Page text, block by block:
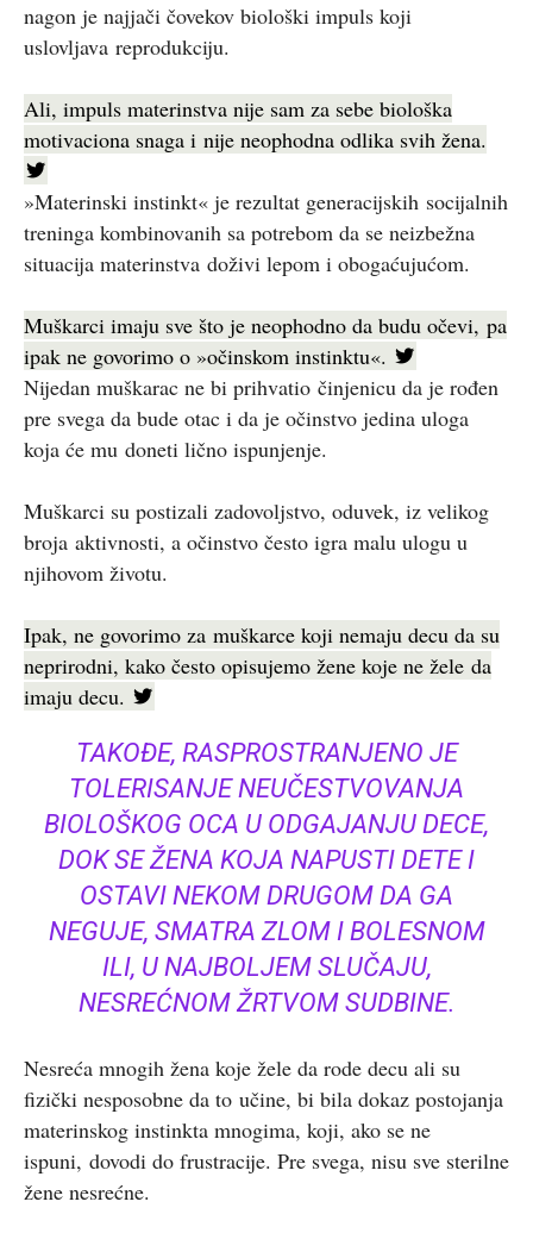
nagon je najjači čovekov biološki impuls koji
uslovljava reprodukciju.
Ali, impuls materinstva nije sam za sebe biološka
motivaciona snaga i nije neophodna odlika svih žena.
»Materinski instinkt« je rezultat generacijskih socijalnih
treninga kombinovanih sa potrebom da se neizbežna
situacija materinstva doživi lepom i obogaćujućom.
Muškarci imaju sve što je neophodno da budu očevi, pa
ipak ne govorimo o »očinskom instinktu«.
Nijedan muškarac ne bi prihvatio činjenicu da je rođen
pre svega da bude otac i da je očinstvo jedina uloga
koja će mu doneti lično ispunjenje.
Muškarci su postizali zadovoljstvo, oduvek, iz velikog
broja aktivnosti, a očinstvo često igra malu ulogu u
njihovom životu.
Ipak, ne govorimo za muškarce koji nemaju decu da su
neprirodni, kako često opisujemo žene koje ne žele da
imaju decu.
TAKOĐE, RASPROSTRANJENO JE
TOLERISANJE NEUČESTVOVANJA
BIOLOŠKOG OCA U ODGAJANJU DECE,
DOK SE ŽENA KOJA NAPUSTI DETE I
OSTAVI NEKOM DRUGOM DA GA
NEGUJE, SMATRA ZLOM I BOLESNOM
ILI, U NAJBOLJEM SLUČAJU,
NESREĆNOM ŽRTVOM SUDBINE.
Nesreća mnogih žena koje žele da rode decu ali su
fizički nesposobne da to učine, bi bila dokaz postojanja
materinskog instinkta mnogima, koji, ako se ne
ispuni, dovodi do frustracije. Pre svega, nisu sve sterilne
žene nesrećne.